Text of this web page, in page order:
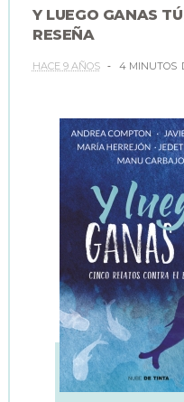
Y LUEGO GANAS
RESEÑA
HACE 9 AÑOS 4 MINUTOS